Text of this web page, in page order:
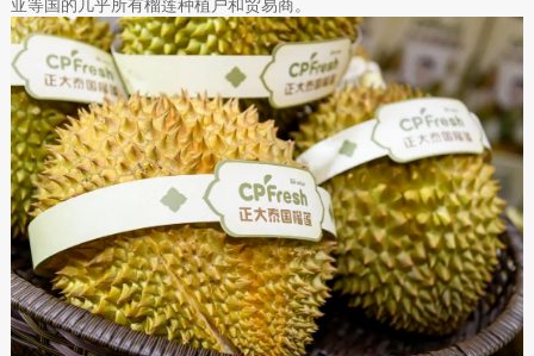
亚等国的几乎所有榴莲种植户和贸易商。